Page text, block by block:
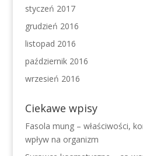
styczeń 2017
grudzień 2016
listopad 2016
październik 2016
wrzesień 2016
Ciekawe wpisy
Fasola mung – właściwości,
wpływ na organizm